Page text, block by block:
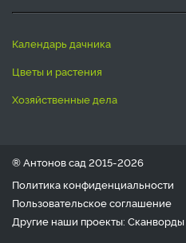
календарь дачника
цветы и растения
хозяйственные дела
® Антонов сад 2015-2026
Политика конфиденциальности
Пользовательское соглашение
Другие наши проекты: Сканворды